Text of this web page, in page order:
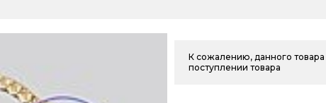
К сожалению, данного
поступлении товара